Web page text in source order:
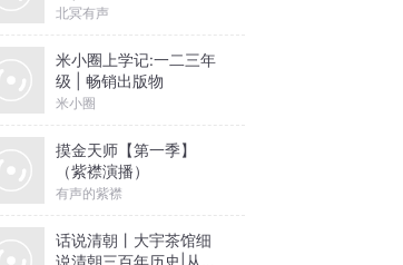
北冥有声
米小圈上学记:一二三年
级 | 畅销出版物
米小圈
摸金天师【第一季】
（紫襟演播）
有声的紫襟
话说清朝丨大宇茶馆细
说清朝三百年历史|从努